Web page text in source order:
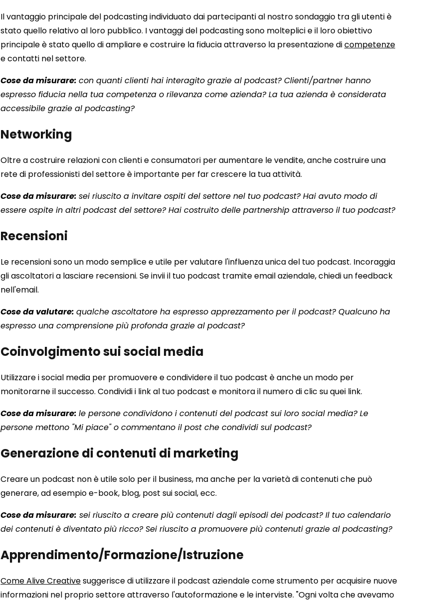
Il vantaggio principale del podcasting individuato dai partecipanti al nostro sondaggio tra gli utenti è
stato quello relativo al loro pubblico. I vantaggi del podcasting sono molteplici e il loro obiettivo
principale è stato quello di ampliare e costruire la fiducia attraverso la presentazione dicompetenze
e contatti nel settore.
Cose da misurare: con quanti clienti hai interagito grazie al podcast? Clienti/partner hanno
espresso fiducia nella tua competenza o rilevanza come azienda? La tua azienda è considerata
accessibile grazie al podcasting?
Networking
Oltre a costruire relazioni con clienti e consumatori per aumentare le vendite, anche costruire una
rete di professionisti del settore è importante per far crescere la tua attività.
Cose da misurare: sei riuscito a invitare ospiti del settore nel tuo podcast? Hai avuto modo di
essere ospite in altri podcast del settore? Hai costruito delle partnership attraverso il tuo podcast?
Recensioni
Le recensioni sono un modo semplice e utile per valutare l'influenza unica del tuo podcast. Incoraggia
gli ascoltatori a lasciare recensioni. Se invii il tuo podcast tramite email aziendale, chiedi un feedback
nell'email.
Cose da valutare: qualche ascoltatore ha espresso apprezzamento per il podcast? Qualcuno ha
espresso una comprensione più profonda grazie al podcast?
Coinvolgimento sui social media
Utilizzare i social media per promuovere e condividere il tuo podcast è anche un modo per
monitorarne il successo. Condividi i link al tuo podcast e monitora il numero di clic su quei link.
Cose da misurare: le persone condividono i contenuti del podcast sui loro social media? Le
persone mettono "Mi piace" o commentano il post che condividi sul podcast?
Generazione di contenuti di marketing
Creare un podcast non è utile solo per il business, ma anche per la varietà di contenuti che può
generare, ad esempio e-book, blog, post sui social, ecc.
Cose da misurare: sei riuscito a creare più contenuti dagli episodi dei podcast? Il tuo calendario
dei contenuti è diventato più ricco? Sei riuscito a promuovere più contenuti grazie al podcasting?
Apprendimento/Formazione/Istruzione
Come Alive Creativesuggerisce di utilizzare il podcast aziendale come strumento per acquisire nuove
informazioni nel proprio settore attraverso l'autoformazione e le interviste. "Ogni volta che avevamo